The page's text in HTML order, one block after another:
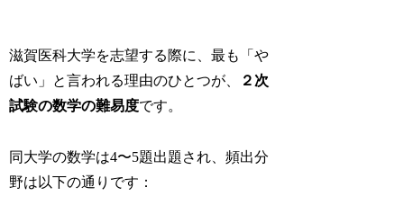
滋賀医科大学を志望する際に、最も「や
ばい」と言われる理由のひとつが、
２次
試験の数学の難易度です。
同大学の数学は4〜5題出題され、頻出分
野は以下の通りです：